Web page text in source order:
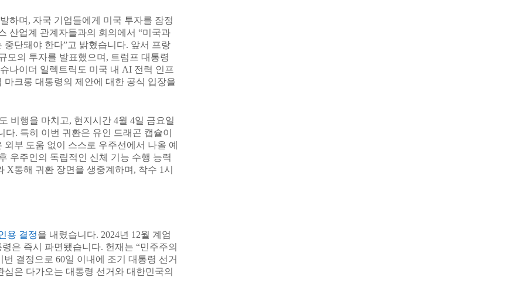
하며, 자국 기업들에게 미국 투자를 잠정
산업계 관계자들과의 회의에서 “미국과
단돼야 한다”고 밝혔습니다. 앞서 프랑
모의 투자를 발표했으며, 트럼프 대통령
나이더 일렉트릭도 미국 내 AI 전력 인프
크롱 대통령의 제안에 대한 공식 입장을
비행을 마치고, 현지시간 4월 4일 금요일
. 특히 이번 귀환은 유인 드래곤 캡슐이
부 도움 없이 스스로 우주선에서 나올 예
우주인의 독립적인 신체 기능 수행 능력
통해 귀환 장면을 생중계하며, 착수 1시
용 결정을 내렸습니다. 2024년 12월 계엄
은 즉시 파면됐습니다. 헌재는 “민주주의
결정으로 60일 이내에 조기 대통령 선거
은 다가오는 대통령 선거와 대한민국의